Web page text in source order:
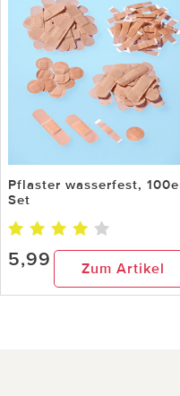
Pflaster wasserfest,
Set
5,99 Zum Artikel